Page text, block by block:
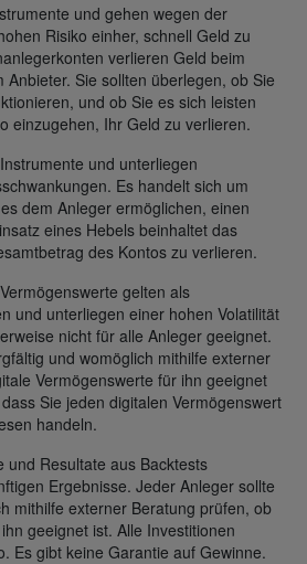
und gehen wegen der
Risiko einher, schnell Geld zu
verlieren Geld beim
Anbieter. Sie sollten überlegen, ob Sie
und ob Sie es sich leisten
einzugehen, Ihr Geld zu verlieren.
und unterliegen
Es handelt sich um
dem Anleger ermöglichen, einen
eines Hebels beinhaltet das
des Kontos zu verlieren.
gelten als
und unterliegen einer hohen Volatilität
nicht für alle Anleger geeignet.
und womöglich mithilfe externer
Vermögenswerte für ihn geeignet
Sie jeden digitalen Vermögenswert
handeln.
und Resultate aus Backtests
Ergebnisse. Jeder Anleger sollte
mithilfe externer Beratung prüfen, ob
geeignet ist. Alle Investitionen
Es gibt keine Garantie auf Gewinne.